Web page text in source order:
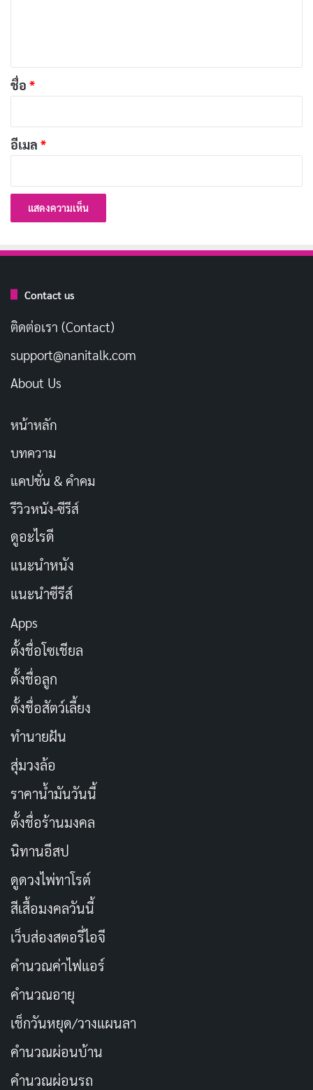
ประวัติ Yuuka Waraku อดีตหญิงโยชิวาระสู่นางเอก
[รีวิว-เรื่องย่อ] หลวงพ่อเสือ ซีรีส์แอ็กชันสายลับไทย
พลังแฝง (Ki): พลังพื้นฐานที่นักสู้ในดราก้อนบอลใช้ใน
การต่อสู้ โกคู สามารถควบคุมและดึงพลังแฝงนี้ออกมา
การแปลงร่างซุปเปอร์ไซย่า: ร่างทรงพลัง แบ่งเป็น
หลายระดับ โดยยิ่งระดับสูง พลังกาย พลังป้องกัน และ
พลังโจมตีก็จะยิ่งเพิ่มขึ้น
เทคนิคการต่อสู้: โกคู มีท招ประจำตัวมากมาย เช่น
Idou – การเคลื่อนย้ายข้ามมิติ) เป็นต้น
ซง โกคู เป็นตัวละครที่ได้รับความนิยมสูงสุดในดรา
เขาเป็นตัวแทนของความพยายาม ความไม่ยอมแพ้
และการพัฒนาตัวเองอย่างไม่หยุดยั้ง
นอกจากนี้ โกคู ยังเป็นตัวละครที่เปี่ยมไปด้วย น้ำใจนัก
สู้ ความมีน้ำใจ และ ความเมตตา แม้กระทั่งกับศัตรู
เบจิต้า (Vegeta)
เบจิต้า เป็นหนึ่งในตัวละครสำคัญของ ดราก้อนบอล Z
(Dragon Ball Z) แม้จะปรากฏตัวในฐานะศัตรู แต่ด้วย
พัฒนาการของคาแรคเตอร์ ทำให้เบจิต้ากลายเป็นตัวละคร
ที่มีเสน่ห์ และได้รับความนิยมไม่แพ้ ซง โกคู
*
ชื่อ *
อีเมล *
Contact us
ติดต่อเรา (Contact)
support@nanitalk.com
About Us
หน้าหลัก
บทความ
แคปชั่น & คำคม
รีวิวหนัง-ซีรีส์
ดูอะไรดี
แนะนำหนัง
แนะนำซีรีส์
Apps
ตั้งชื่อโซเชียล
ตั้งชื่อลูก
ตั้งชื่อสัตว์เลี้ยง
ทำนายฝัน
สุ่มวงล้อ
ราคาน้ำมันวันนี้
ตั้งชื่อร้านมงคล
นิทานอีสป
ดูดวงไพ่ทาโรต์
สีเสื้อมงคลวันนี้
เว็บส่องสตอรี่ไอจี
คำนวณค่าไฟแอร์
คำนวณอายุ
เช็กวันหยุด/วางแผนลา
คำนวณผ่อนบ้าน
คำนวณผ่อนรถ